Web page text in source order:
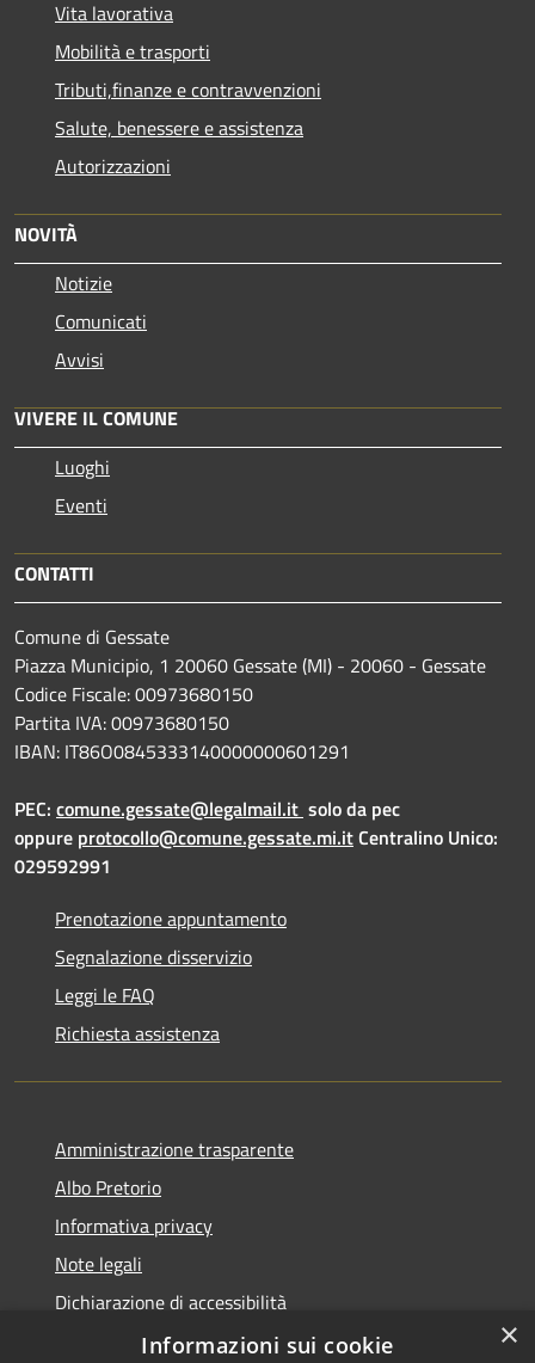
Vita lavorativa
Mobilità e trasporti
Tributi,finanze e contravvenzioni
Salute, benessere e assistenza
Autorizzazioni
NOVITÀ
Notizie
Comunicati
Avvisi
VIVERE IL COMUNE
Luoghi
Eventi
CONTATTI
Comune di Gessate
Piazza Municipio, 1 20060 Gessate (MI) - 20060 - Gessate
Codice Fiscale: 00973680150
Partita IVA: 00973680150
IBAN: IT86O0845333140000000601291
PEC: comune.gessate@legalmail.it solo da pec
oppure protocollo@comune.gessate.mi.itCentralino Unico:
029592991
Prenotazione appuntamento
Segnalazione disservizio
Leggi le FAQ
Richiesta assistenza
Amministrazione trasparente
Albo Pretorio
Informativa privacy
Note legali
Dichiarazione di accessibilità
Dichiarazione di accessibilità dal 2025
×
Informazioni sui cookie